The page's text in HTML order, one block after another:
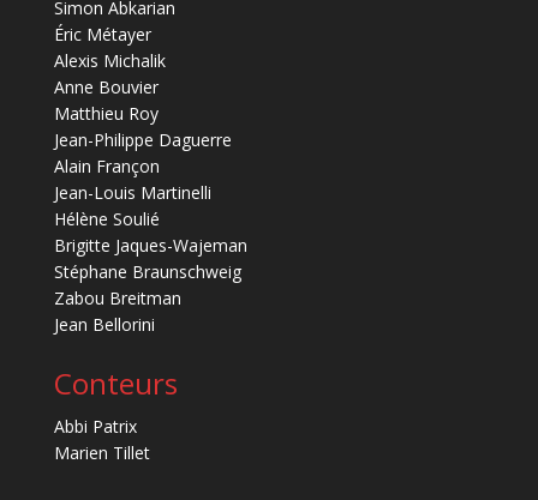
Simon Abkarian
Éric Métayer
Alexis Michalik
Anne Bouvier
Matthieu Roy
Jean-Philippe Daguerre
Alain Françon
Jean-Louis Martinelli
Hélène Soulié
Brigitte Jaques-Wajeman
Stéphane Braunschweig
Zabou Breitman
Jean Bellorini
Conteurs
Abbi Patrix
Marien Tillet